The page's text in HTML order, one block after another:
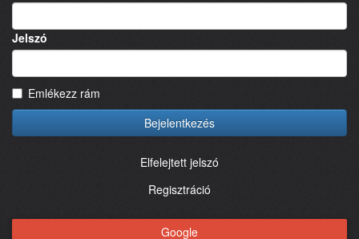
Jelszó
Emlékezz rám
Bejelentkezés
Elfelejtett jelszó
Regisztráció
Google